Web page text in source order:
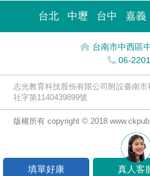
台北 中壢 台中 嘉義
台南市中西區
06-
填單好康 真人客
志光教育科技股份有限公司附設臺南
社字第1140439899號
版權所有 copyright © 2018